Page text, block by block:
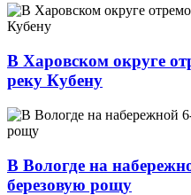
В Харовском округе
реку Кубену
В Вологде на
березовую рощу